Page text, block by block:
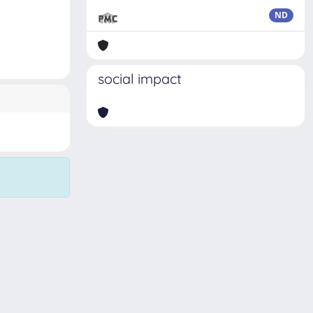
ND
social impact